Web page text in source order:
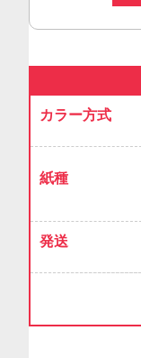
カラー方式
紙種
発送